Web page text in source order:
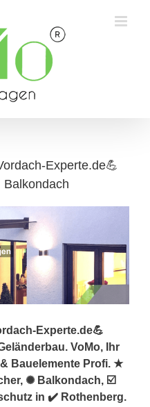
Experte.de💪
Balkondach
Experte.de💪
VoMo, Ihr
Bauelemente Profi. ★
✺ Balkondach, ☑️
in ✔️ Rothenberg.